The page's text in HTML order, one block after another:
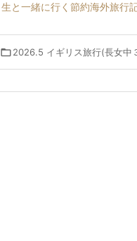
生と一緒に行く節約海外旅行記
2026.5 イギリス旅行(長女中